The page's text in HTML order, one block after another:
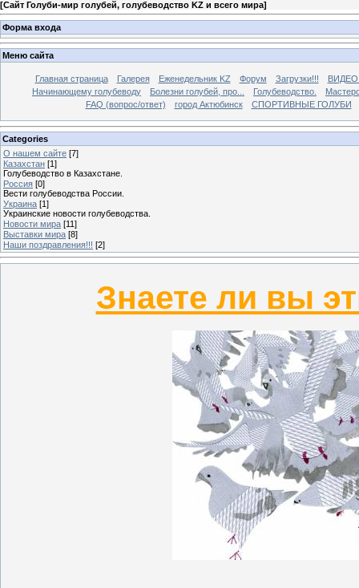
[Сайт Голуби-мир голубей, голубеводство KZ и всего мира]
Форма входа
Меню сайта
Главная страница Галерея Еженедельник KZ Форум Загрузки!!!
Начинающему голубеводу
Болезни голубей, про... Голубеводство.
FAQ (вопрос/ответ)
город Актюбинск СПОРТИВНЫЕ ГОЛУБИ
Categories
О нашем сайте [7]
Казахстан [1]
Голубеводство в Казахстане.
Россия [0]
Вести голубеводства России.
Украина [1]
Украинские новости голубеводства.
Новости мира [11]
Выставки мира [8]
Наши поздравления!!! [2]
Знаете ли вы